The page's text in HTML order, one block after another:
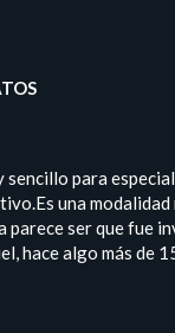
sencillo para
una modalidad
parece ser que fue
hace algo más de